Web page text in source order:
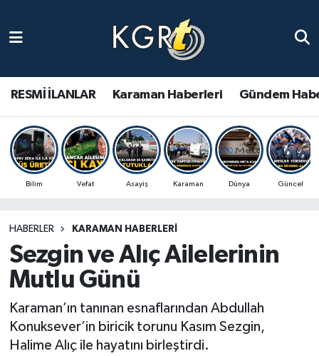
RESMİ İLANLAR Karaman Haberleri Gündem
Bilim Vefat Asayiş Karaman Dünya Güncel
HABERLER KARAMAN HABERLERI
Sezgin ve Alıç Ailelerinin
Mutlu Günü
Karaman’ın tanınan esnaflarından Abdullah
Konuksever’in biricik torunu Kasım Sezgin,
Halime Alıç ile hayatını birleştirdi.
Gündem Haberleri
Güncel Haberler
Spor Haberleri
Ulusal Haberler
Vefat Edenler